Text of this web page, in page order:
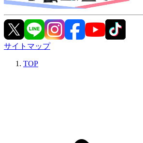
サイトマップ
TOP